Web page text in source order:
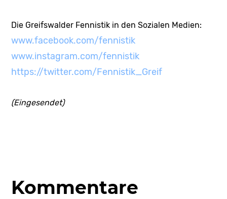
Die Greifswalder Fennistik in den Sozialen Medien:
www.facebook.com/fennistik
www.instagram.com/fennistik
https://twitter.com/Fennistik_Greif
(Eingesendet)
Kommentare